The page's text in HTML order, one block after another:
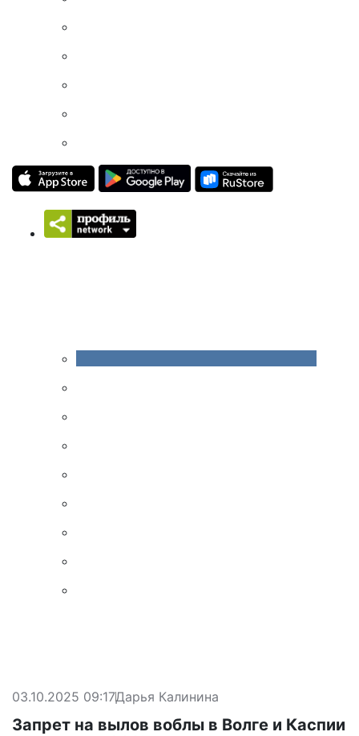
03.10.2025 09:17Дарья Калинина
Запрет на вылов воблы в Волге и Каспии